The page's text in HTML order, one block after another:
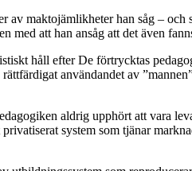
av maktojämlikheter han såg –
med att han ansåg att det även
håll efter De förtrycktas
användandet av ”
aldrig upphört att vara
system som tjänar